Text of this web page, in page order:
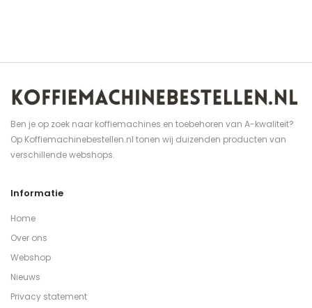
Ben je op zoek naar koffiemachines en toebehoren van A-kwaliteit?
Op Koffiemachinebestellen.nl tonen wij duizenden producten van
verschillende webshops.
Informatie
Home
Over ons
Webshop
Nieuws
Privacy statement